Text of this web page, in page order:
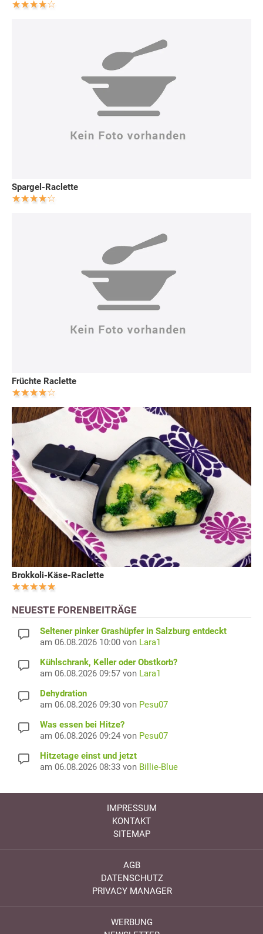
Spargel-Raclette
Früchte Raclette
Brokkoli-Käse-Raclette
NEUESTE FORENBEITRÄGE
Seltener pinker Grashüpfer in Salzburg entdeckt
am 06.08.2026 10:00 von Lara1
Kühlschrank, Keller oder Obstkorb?
am 06.08.2026 09:57 von Lara1
Dehydration
am 06.08.2026 09:30 von Pesu07
Was essen bei Hitze?
am 06.08.2026 09:24 von Pesu07
Hitzetage einst und jetzt
am 06.08.2026 08:33 von Billie-Blue
IMPRESSUM
KONTAKT
SITEMAP
AGB
DATENSCHUTZ
PRIVACY MANAGER
WERBUNG